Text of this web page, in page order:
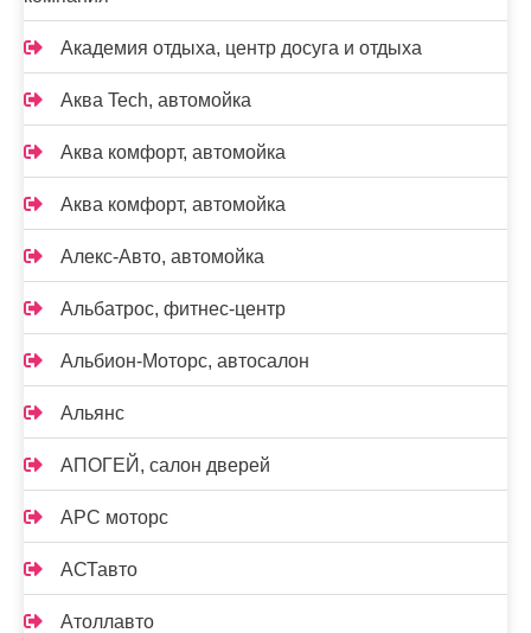
Академия отдыха, центр досуга и отдыха
Аква Tech, автомойка
Аква комфорт, автомойка
Аква комфорт, автомойка
Алекс-Авто, автомойка
Альбатрос, фитнес-центр
Альбион-Моторс, автосалон
Альянс
АПОГЕЙ, салон дверей
АРС моторс
АСТавто
Атоллавто